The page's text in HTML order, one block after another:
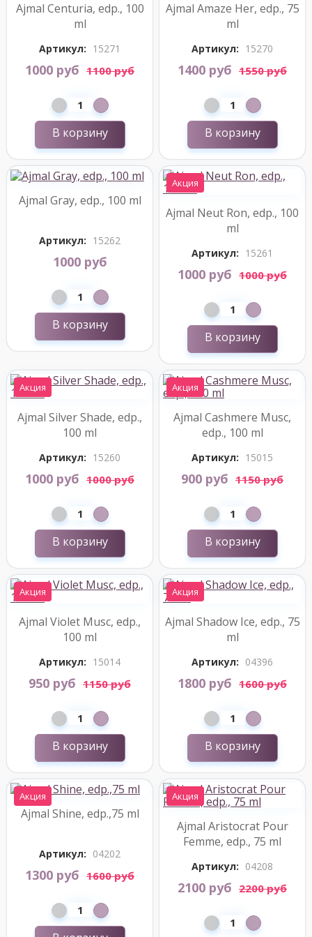
Ajmal Centuria, edp., 100
ml
Артикул: 15271
1000 руб 1100 руб
В корзину
Ajmal Amaze Her, edp., 75
ml
Артикул: 15270
1400 руб 1550 руб
В корзину
Ajmal Gray, edp., 100 ml
Артикул: 15262
1000 руб
В корзину
Акция
Ajmal Neut Ron, edp., 100
ml
Артикул: 15261
1000 руб 1000 руб
В корзину
Акция
Ajmal Silver Shade, edp.,
100 ml
Артикул: 15260
1000 руб 1000 руб
В корзину
Акция
Ajmal Cashmere Musc,
edp., 100 ml
Артикул: 15015
900 руб 1150 руб
В корзину
Акция
Ajmal Violet Musc, edp.,
100 ml
Артикул: 15014
950 руб 1150 руб
В корзину
Акция
Ajmal Shadow Ice, edp., 75
ml
Артикул: 04396
1800 руб 1600 руб
В корзину
Акция
Ajmal Shine, edp.,75 ml
Артикул: 04202
1300 руб 1600 руб
Акция
Ajmal Aristocrat Pour
Femme, edp., 75 ml
Артикул: 04208
2100 руб 2200 руб